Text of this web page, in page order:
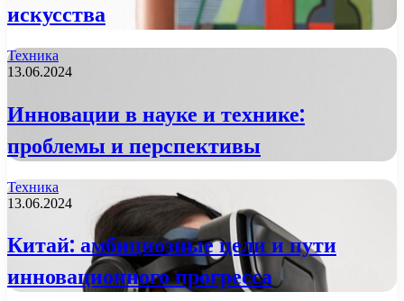
искусства
Техника
13.06.2024
Инновации в науке и технике:
проблемы и перспективы
Техника
13.06.2024
Китай: амбициозные цели и пути
инновационного прогресса